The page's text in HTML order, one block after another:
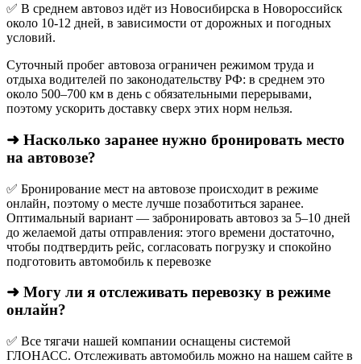
✅ В среднем автовоз идёт из Новосибирска в Новороссийск
около 10-12 дней, в зависимости от дорожных и погодных
условий.
Суточный пробег автовоза ограничен режимом труда и
отдыха водителей по законодательству РФ: в среднем это
около 500–700 км в день с обязательными перерывами,
поэтому ускорить доставку сверх этих норм нельзя.
➜ Насколько заранее нужно бронировать место
на автовозе?
✅ Бронирование мест на автовозе происходит в режиме
онлайн, поэтому о месте лучше позаботиться заранее.
Оптимальный вариант — забронировать автовоз за 5–10 дней
до желаемой даты отправления: этого времени достаточно,
чтобы подтвердить рейс, согласовать погрузку и спокойно
подготовить автомобиль к перевозке
➜ Могу ли я отслеживать перевозку в режиме
онлайн?
✅ Все тягачи нашей компании оснащены системой
ГЛОНАСС. Отслеживать автомобиль можно на нашем сайте в